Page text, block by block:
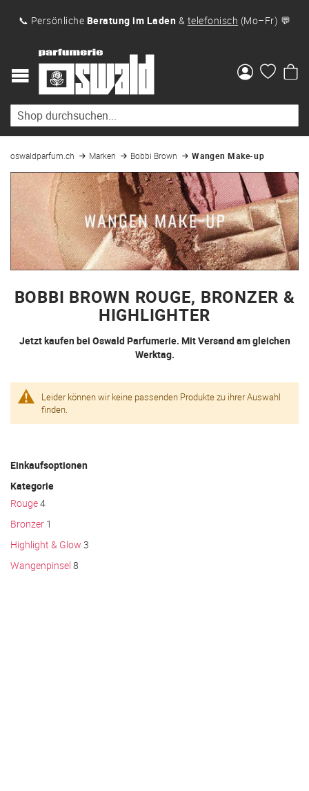
📞 Persönliche Beratung im Laden & telefonisch (Mo–Fr) 💬
oswaldparfum.ch Marken Bobbi Brown Wangen Make-up
BOBBI BROWN ROUGE, BRONZER &
HIGHLIGHTER
Jetzt kaufen bei Oswald Parfumerie. Mit Versand am gleichen
Werktag.
Leider können wir keine passenden Produkte zu ihrer Auswahl
finden.
Einkaufsoptionen
Kategorie
Rouge4
Bronzer 1
Highlight & Glow 3
Wangenpinsel 8